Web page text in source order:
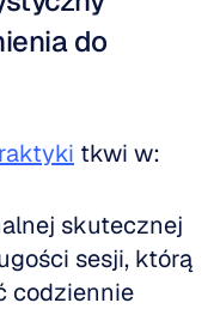
do
tkwi w:
skutecznej
sesji, którą
codziennie